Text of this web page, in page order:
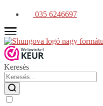
035 6246697
Keresés